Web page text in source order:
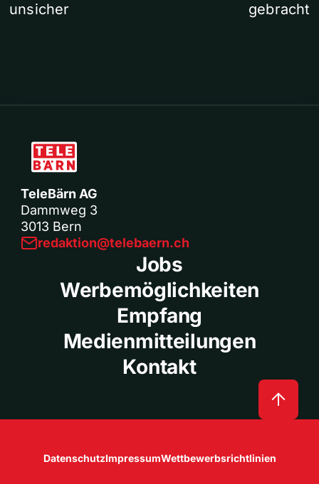
unsicher
gebracht
TeleBärn AG
Dammweg 3
3013 Bern
redaktion@telebaern.ch
Jobs
Werbemöglichkeiten
Empfang
Medienmitteilungen
Kontakt
DatenschutzImpressumWettbewerbsrichtlinien